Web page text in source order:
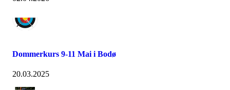
Dommerkurs 9-11 Mai i Bodø
20.03.2025